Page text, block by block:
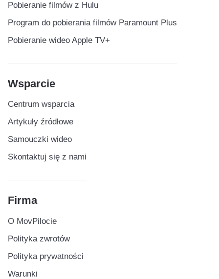
Pobieranie filmów z Hulu
Program do pobierania filmów Paramount Plus
Pobieranie wideo Apple TV+
Wsparcie
Centrum wsparcia
Artykuły źródłowe
Samouczki wideo
Skontaktuj się z nami
Firma
O MovPilocie
Polityka zwrotów
Polityka prywatności
Warunki